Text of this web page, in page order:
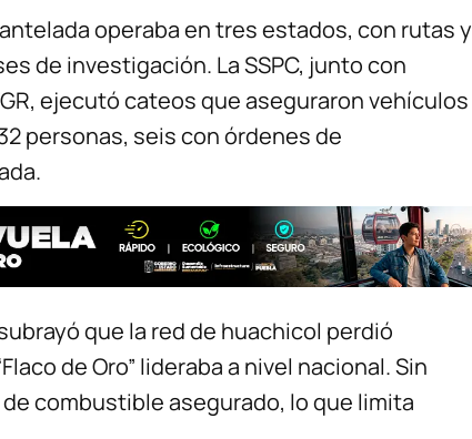
operaba en tres estados, con rutas y
de investigación. La SSPC, junto con
ejecutó cateos que aseguraron vehículos
personas, seis con órdenes de
que la red de huachicol perdió
de Oro” lideraba a nivel nacional. Sin
combustible asegurado, lo que limita